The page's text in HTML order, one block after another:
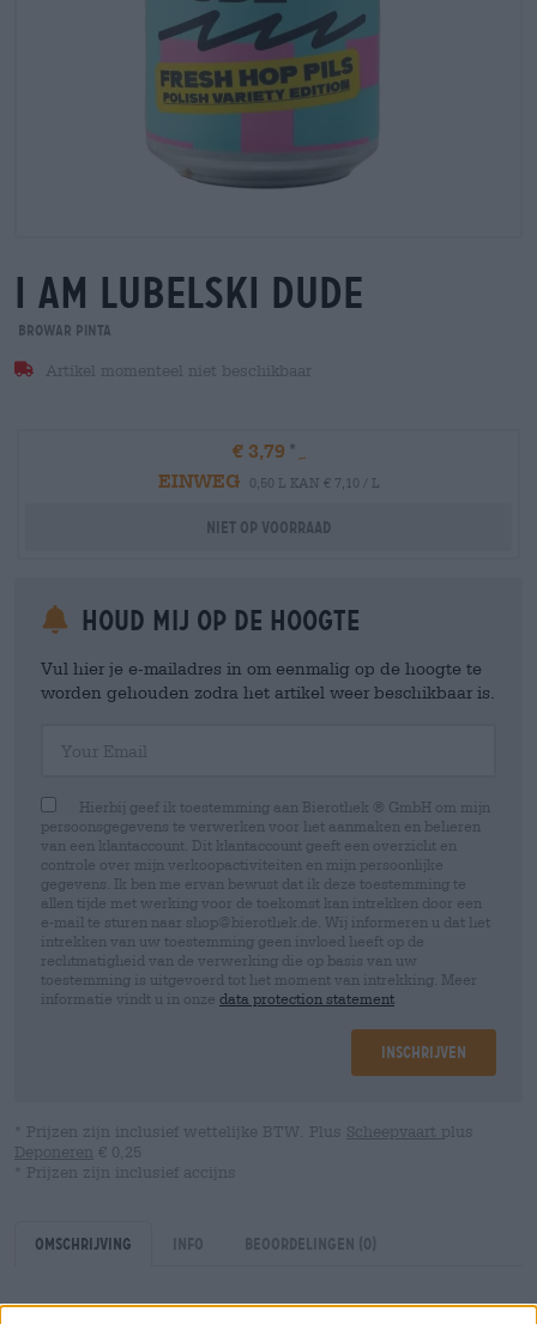
i am lubelski dude
Browar Pinta
Artikel momenteel niet beschikbaar
€ 3,79
EINWEG
0,50 L KAN € 7,10 / L
Niet op voorraad
Houd mij op de hoogte
Vul hier je e-mailadres in om eenmalig op de hoogte te
worden gehouden zodra het artikel weer beschikbaar is.
Hierbij geef ik toestemming aan Bierothek ® GmbH om mijn
persoonsgegevens te verwerken voor het aanmaken en beheren
van een klantaccount. Dit klantaccount geeft een overzicht en
controle over mijn verkoopactiviteiten en mijn persoonlijke
gegevens. Ik ben me ervan bewust dat ik deze toestemming te
allen tijde met werking voor de toekomst kan intrekken door een
e-mail te sturen naar shop@bierothek.de. Wij informeren u dat het
intrekken van uw toestemming geen invloed heeft op de
rechtmatigheid van de verwerking die op basis van uw
toestemming is uitgevoerd tot het moment van intrekking. Meer
informatie vindt u in onze data protection statement
Inschrijven
* Prijzen zijn inclusief wettelijke BTW. Plus Scheepvaart plus
Deponeren € 0,25
* Prijzen zijn inclusief accijns
Omschrijving Info Beoordelingen (0)